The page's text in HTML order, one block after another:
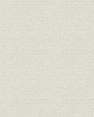
事業所
事業所
事業所
関係会社
社会貢献